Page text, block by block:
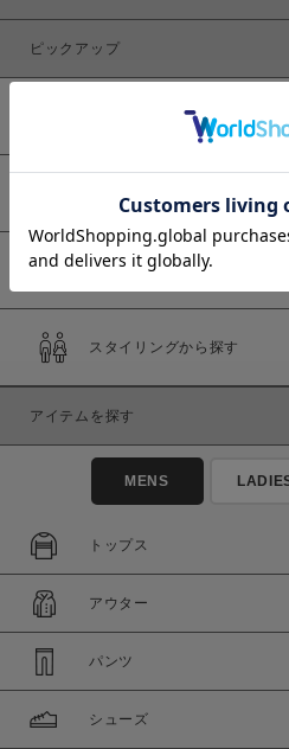
商品タイプ
通常商品
セール価格
在庫
在庫あり
ピックアップ
予約商品
スタイリングから探す
アイテムを探す
MENS
トップス
アウター
パンツ
シューズ